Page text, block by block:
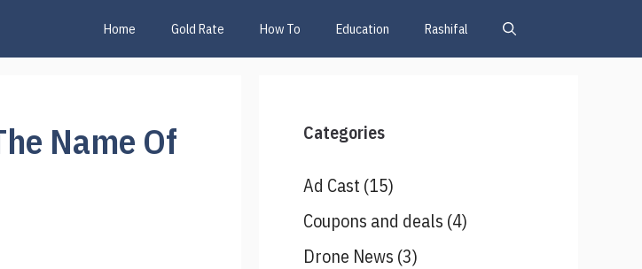
Home Gold Rate How To Education Rashifal
Name Of
Categories
Ad Cast (15)
Coupons and deals (4)
Drone News (3)